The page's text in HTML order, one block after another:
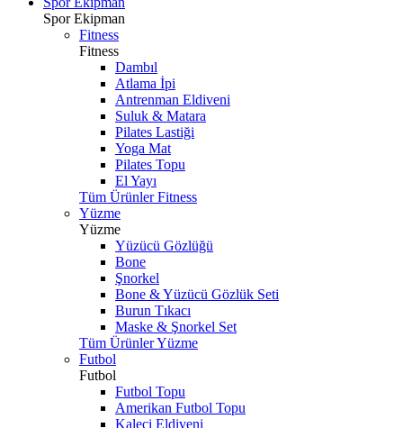
Spor Ekipman
Fitness
Fitness
Dambıl
Atlama İpi
Antrenman Eldiveni
Suluk & Matara
Pilates Lastiği
Yoga Mat
Pilates Topu
El Yayı
Tüm Ürünler Fitness
Yüzme
Yüzme
Yüzücü Gözlüğü
Bone
Şnorkel
Bone & Yüzücü Gözlük Seti
Burun Tıkacı
Maske & Şnorkel Set
Tüm Ürünler Yüzme
Futbol
Futbol
Futbol Topu
Amerikan Futbol Topu
Kaleci Eldiveni